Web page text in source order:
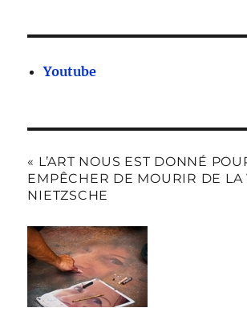
Youtube
« L’ART NOUS EST DONNÉ
EMPÊCHER DE MOURIR DE LA
NIETZSCHE